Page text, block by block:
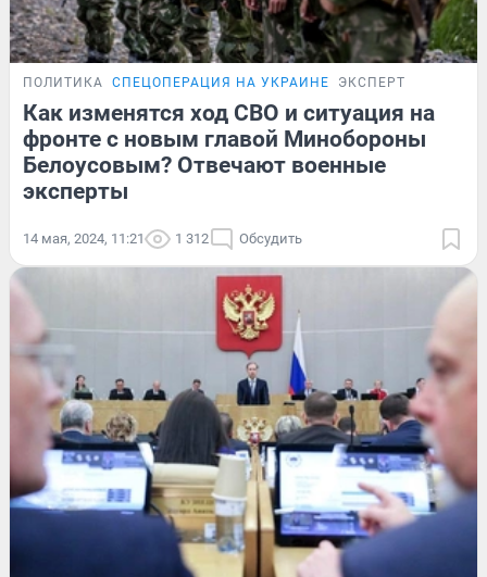
ПОЛИТИКА СПЕЦОПЕРАЦИЯ НА УКРАИНЕ ЭКСПЕРТ
Как изменятся ход СВО и ситуация на
фронте с новым главой Минобороны
Белоусовым? Отвечают военные
эксперты
14 мая, 2024, 11:21 1 312 Обсудить